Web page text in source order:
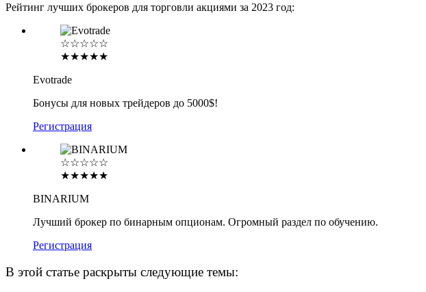
Рейтинг лучших брокеров для торговли акциями за 2023 год:
☆☆☆☆☆
★★★★★
Evotrade
Бонусы для новых трейдеров до 5000$!
Регистрация
☆☆☆☆☆
★★★★★
BINARIUM
Лучший брокер по бинарным опционам. Огромный раздел по обучению.
Регистрация
В этой статье раскрыты следующие темы: